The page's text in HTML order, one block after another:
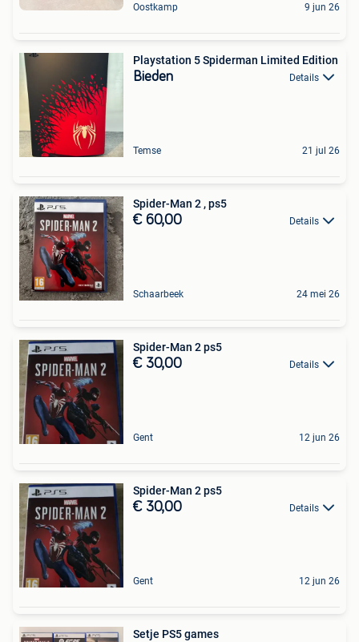
Oostkamp 9 jun 26
Playstation 5 Spiderman Limited Edition
Bieden Details
Temse 21 jul 26
Spider-Man 2 , ps5
€ 60,00 Details
Schaarbeek 24 mei 26
Spider-Man 2 ps5
€ 30,00 Details
Gent 12 jun 26
Spider-Man 2 ps5
€ 30,00 Details
Gent 12 jun 26
Setje PS5 games